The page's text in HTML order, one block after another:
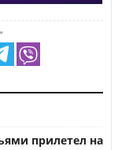
прилетел на